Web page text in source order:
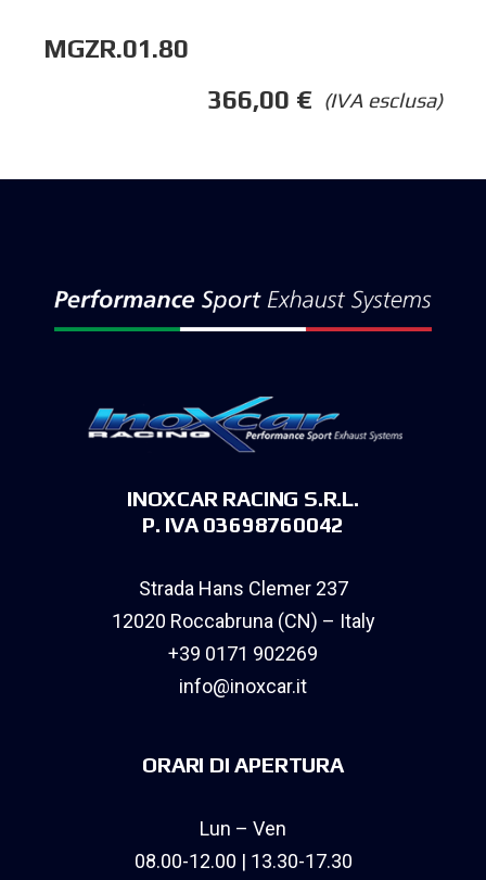
MGZR.01.80
(IVA esclusa)
366,00 €
INOXCAR RACING S.R.L.
P. IVA 03698760042
Strada Hans Clemer 237
12020 Roccabruna (CN) – Italy
+39 0171 902269
info@inoxcar.it
ORARI DI APERTURA
Lun – Ven
08.00-12.00 | 13.30-17.30